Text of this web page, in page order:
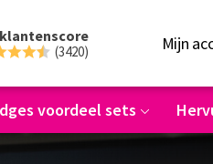
klantenscore
(3420) Mijn
voordeel sets